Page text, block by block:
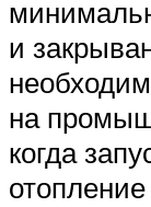
и
на
когда